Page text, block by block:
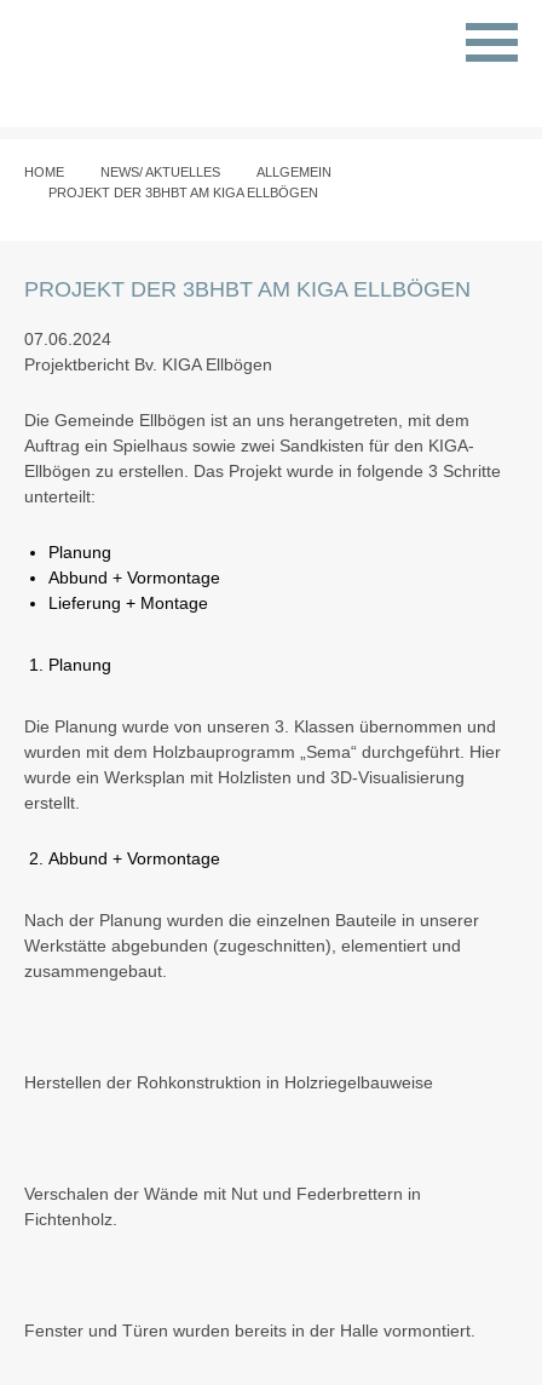
HOME NEWS/ AKTUELLES
ALLGEMEIN
PROJEKT DER 3BHBT AM KIGA ELLBÖGEN
PROJEKT DER 3BHBT AM KIGA ELLBÖGEN
07.06.2024
Projektbericht Bv. KIGA Ellbögen
Die Gemeinde Ellbögen ist an uns herangetreten, mit dem
Auftrag ein Spielhaus sowie zwei Sandkisten für den KIGA-
Ellbögen zu erstellen. Das Projekt wurde in folgende 3 Schritte
unterteilt:
Planung
Abbund + Vormontage
Lieferung + Montage
Planung
Die Planung wurde von unseren 3. Klassen übernommen und
wurden mit dem Holzbauprogramm „Sema“ durchgeführt. Hier
wurde ein Werksplan mit Holzlisten und 3D-Visualisierung
erstellt.
Abbund + Vormontage
Nach der Planung wurden die einzelnen Bauteile in unserer
Werkstätte abgebunden (zugeschnitten), elementiert und
zusammengebaut.
Herstellen der Rohkonstruktion in Holzriegelbauweise
Verschalen der Wände mit Nut und Federbrettern in
Fichtenholz.
Fenster und Türen wurden bereits in der Halle vormontiert.